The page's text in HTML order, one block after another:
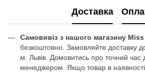
Доставка
Самовивіз з нашого магазину
безкоштовно. Замовляйте доставку
м. Львів. Домовитись про точний час
менеджером. Якщо товар в наявності